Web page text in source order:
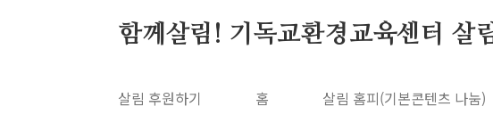
함께살림! 기독교환경교육센터 살
살림 후원하기 홈 살림 홈피(기본콘텐츠 나눔)